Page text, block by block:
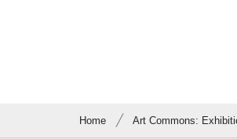
Home Art Commons: